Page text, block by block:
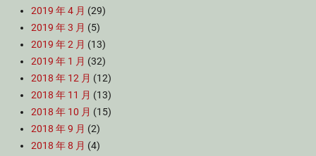
2019 年 4 月 (29)
2019 年 3 月 (5)
2019 年 2 月 (13)
2019 年 1 月 (32)
2018 年 12 月 (12)
2018 年 11 月 (13)
2018 年 10 月 (15)
2018 年 9 月 (2)
2018 年 8 月 (4)